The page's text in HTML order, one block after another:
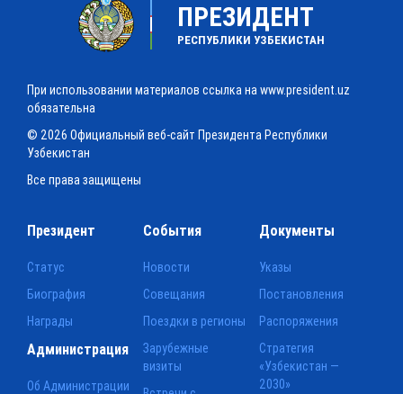
ПРЕЗИДЕНТ
РЕСПУБЛИКИ УЗБЕКИСТАН
При использовании материалов ссылка на www.president.uz
обязательна
© 2026 Официальный веб-сайт Президента Республики
Узбекистан
Все права защищены
Президент
Статус
Биография
Награды
События
Новости
Совещания
Поездки в регионы
Зарубежные
визиты
Документы
Указы
Постановления
Распоряжения
Стратегия
«Узбекистан —
2030»
Администрация
Об Администрации